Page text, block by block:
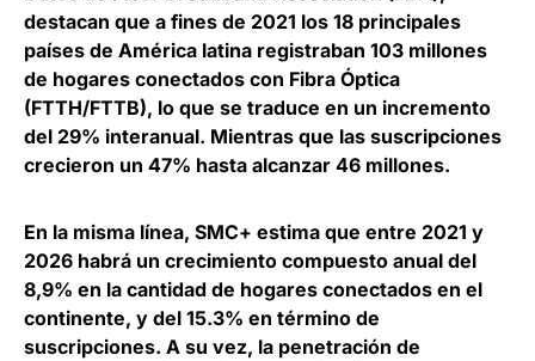
destacan que a fines de 2021 los 18 principales
países de América latina registraban 103 millones
de hogares conectados con Fibra Óptica
(FTTH/FTTB), lo que se traduce en un incremento
del 29% interanual. Mientras que las suscripciones
crecieron un 47% hasta alcanzar 46 millones.
En la misma línea, SMC+ estima que entre 2021 y
2026 habrá un crecimiento compuesto anual del
8,9% en la cantidad de hogares conectados en el
continente, y del 15.3% en término de
suscripciones. A su vez, la penetración de